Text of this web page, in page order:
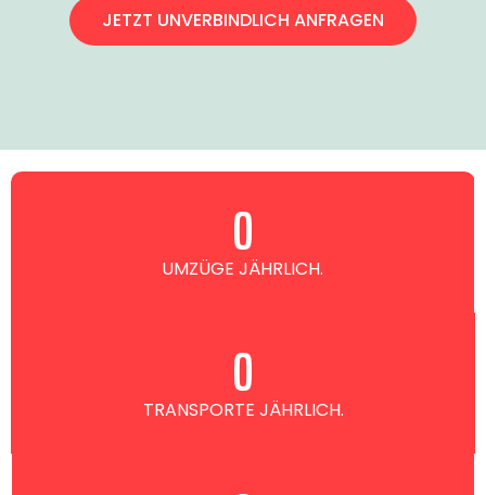
JETZT UNVERBINDLICH ANFRAGEN
UMZÜGE JÄHRLICH.
0
TRANSPORTE JÄHRLICH.
0